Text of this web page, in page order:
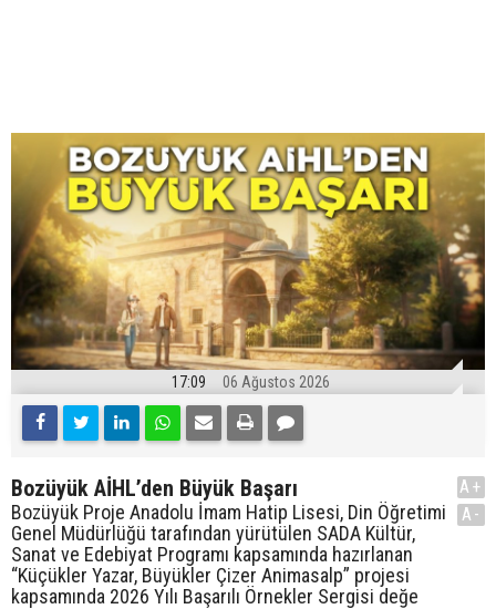
17:09 06 Ağustos 2026
Bozüyük AİHL’den Büyük Başarı
Bozüyük Proje Anadolu İmam Hatip Lisesi, Din Öğretimi
Genel Müdürlüğü tarafından yürütülen SADA Kültür,
Sanat ve Edebiyat Programı kapsamında hazırlanan
“Küçükler Yazar, Büyükler Çizer Animasalp” projesi
kapsamında 2026 Yılı Başarılı Örnekler Sergisi değe
A+
A-